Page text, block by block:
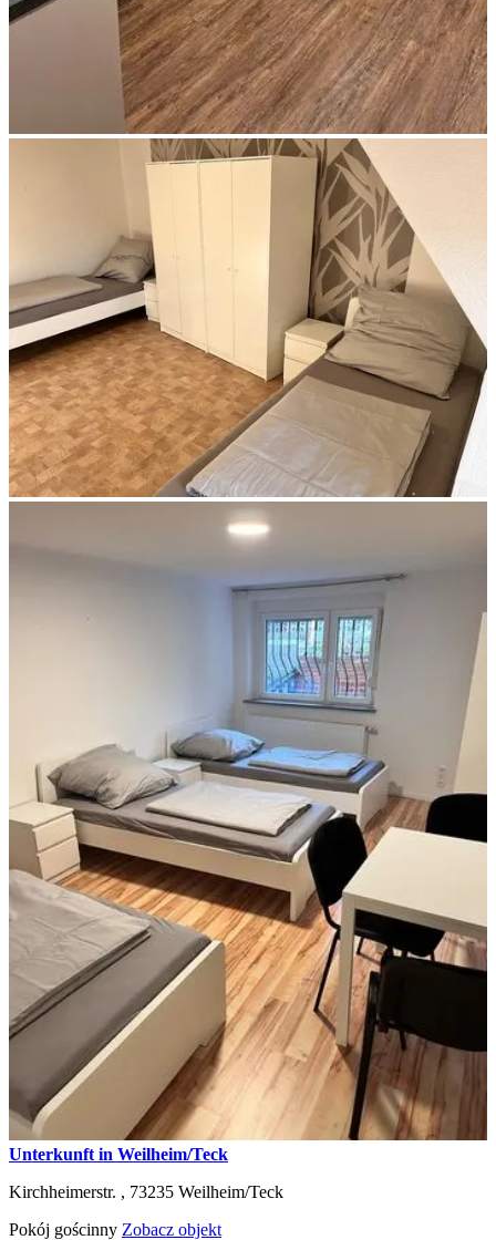
Unterkunft in Weilheim/Teck
Kirchheimerstr. , 73235 Weilheim/Teck
Pokój gościnny Zobacz objekt